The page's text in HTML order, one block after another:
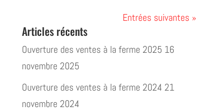
Entrées suivantes »
Articles récents
Ouverture des ventes à la ferme 2025 16
novembre 2025
Ouverture des ventes à la ferme 2024 21
novembre 2024